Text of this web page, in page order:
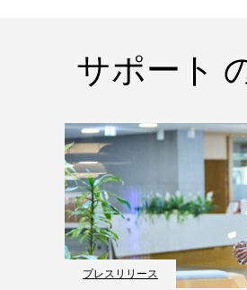
サポート
プレスリリース